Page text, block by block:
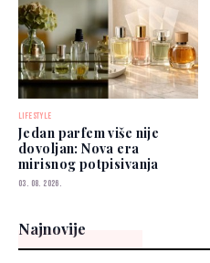
LIFESTYLE
Jedan parfem više nije
dovoljan: Nova era
mirisnog potpisivanja
03. 08. 2026.
Najnovije